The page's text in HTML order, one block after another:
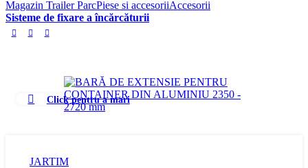
Magazin Trailer ParcPiese si accesoriiAccesorii
Sisteme de fixare a încărcăturii
Click pentru a mari
JARTIM